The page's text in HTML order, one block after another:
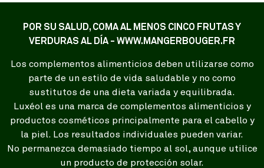
POR SU SALUD, COMA AL MENOS CINCO FRUTAS Y
VERDURAS AL DÍA - WWW.MANGERBOUGER.FR
Los complementos alimenticios deben utilizarse como
parte de un estilo de vida saludable y no como
sustitutos de una dieta variada y equilibrada.
Luxéol es una marca de complementos alimenticios y
productos cosméticos principalmente para el cabello y
la piel. Los resultados individuales pueden variar.
No permanezca demasiado tiempo al sol, aunque utilice
un producto de protección solar.